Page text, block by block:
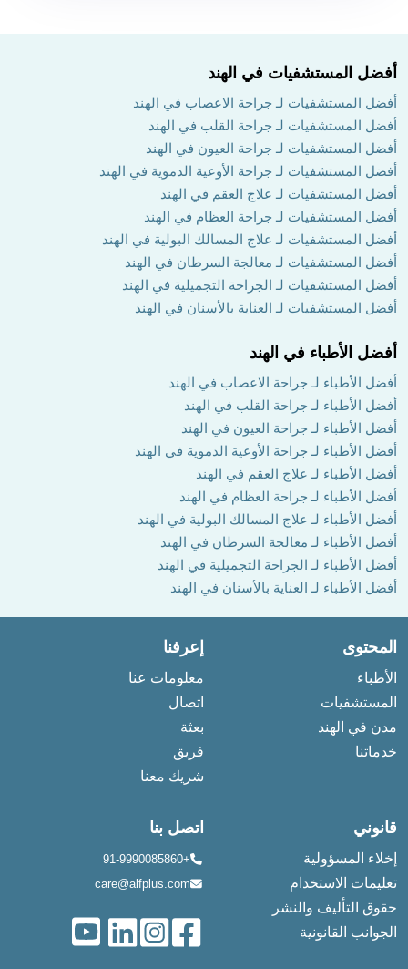
أفضل المستشفيات في الهند
أفضل المستشفيات لـ جراحة الاعصاب في الهند
أفضل المستشفيات لـ جراحة القلب في الهند
أفضل المستشفيات لـ جراحة العيون في الهند
أفضل المستشفيات لـ جراحة الأوعية الدموية في الهند
أفضل المستشفيات لـ علاج العقم في الهند
أفضل المستشفيات لـ جراحة العظام في الهند
أفضل المستشفيات لـ علاج المسالك البولية في الهند
أفضل المستشفيات لـ معالجة السرطان في الهند
أفضل المستشفيات لـ الجراحة التجميلية في الهند
أفضل المستشفيات لـ العناية بالأسنان في الهند
أفضل الأطباء في الهند
أفضل الأطباء لـ جراحة الاعصاب في الهند
أفضل الأطباء لـ جراحة القلب في الهند
أفضل الأطباء لـ جراحة العيون في الهند
أفضل الأطباء لـ جراحة الأوعية الدموية في الهند
أفضل الأطباء لـ علاج العقم في الهند
أفضل الأطباء لـ جراحة العظام في الهند
أفضل الأطباء لـ علاج المسالك البولية في الهند
أفضل الأطباء لـ معالجة السرطان في الهند
أفضل الأطباء لـ الجراحة التجميلية في الهند
أفضل الأطباء لـ العناية بالأسنان في الهند
المحتوى
الأطباء
المستشفيات
مدن في الهند
خدماتنا
إعرفنا
معلومات عنا
اتصال
بعثة
فريق
شريك معنا
قانوني
إخلاء المسؤولية
تعليمات الاستخدام
حقوق التأليف والنشر
الجوانب القانونية
اتصل بنا
+91-9990085860
care@alfplus.com